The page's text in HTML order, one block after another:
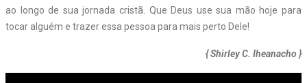
ao longo de sua jornada cristã. Que Deus use sua mão hoje para
tocar alguém e trazer essa pessoa para mais perto Dele!
{ Shirley C. Iheanacho }